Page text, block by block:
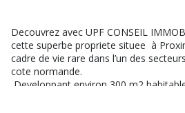
Decouvrez avec UPF CONSEIL
cette superbe propriete situee à
cadre de vie rare dans l’un des
cote normande.
Developpant environ 300 m2